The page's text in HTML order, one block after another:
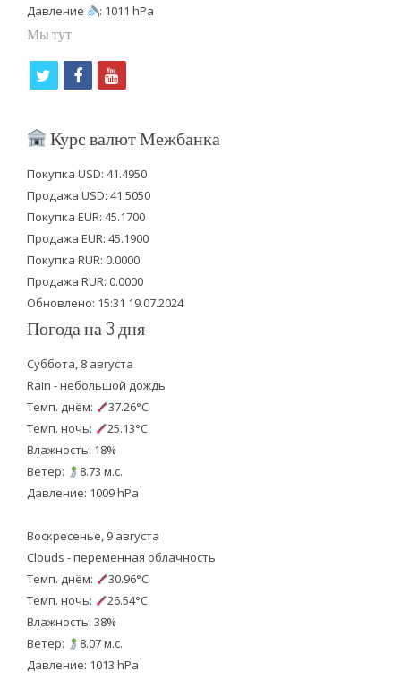
Давление
: 1011 hPa
Мы тут
i
t
e
r
f
c
b
o
o
k
y
u
u
b
e
Курс валют Межбанка
Покупка USD: 41.4950
Продажа USD: 41.5050
Покупка EUR: 45.1700
Продажа EUR: 45.1900
Покупка RUR: 0.0000
Продажа RUR: 0.0000
Обновлено: 15:31 19.07.2024
Погода на 3 дня
Суббота, 8 августа
Rain - небольшой дождь
Темп. днём:
37.26°C
Темп. ночь:
25.13°C
Влажность: 18%
Ветер:
8.73 м.с.
Давление: 1009 hPa
Воскресенье, 9 августа
Clouds - переменная облачность
Темп. днём:
30.96°C
Темп. ночь:
26.54°C
Влажность: 38%
Ветер:
8.07 м.с.
Давление: 1013 hPa